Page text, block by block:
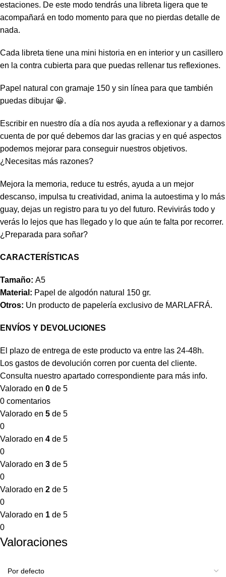
estaciones. De este modo tendrás una libreta ligera que te
acompañará en todo momento para que no pierdas detalle de
nada.
Cada libreta tiene una mini historia en en interior y un casillero
en la contra cubierta para que puedas rellenar tus reflexiones.
Papel natural con gramaje 150 y sin línea para que también
puedas dibujar 😀.
Escribir en nuestro día a día nos ayuda a reflexionar y a darnos
cuenta de por qué debemos dar las gracias y en qué aspectos
podemos mejorar para conseguir nuestros objetivos.
¿Necesitas más razones?
Mejora la memoria, reduce tu estrés, ayuda a un mejor
descanso, impulsa tu creatividad, anima la autoestima y lo más
guay, dejas un registro para tu yo del futuro. Revivirás todo y
verás lo lejos que has llegado y lo que aún te falta por recorrer.
¿Preparada para soñar?
CARACTERÍSTICAS
Tamaño: A5
Material: Papel de algodón natural 150 gr.
Otros: Un producto de papelería exclusivo de MARLAFRÁ.
ENVÍOS Y DEVOLUCIONES
El plazo de entrega de este producto va entre las 24-48h.
Los gastos de devolución corren por cuenta del cliente.
Consulta nuestro apartado correspondiente para más info.
Valorado en 0 de 5
0 comentarios
Valorado en 5 de 5
0
Valorado en 4 de 5
0
Valorado en 3 de 5
0
Valorado en 2 de 5
0
Valorado en 1 de 5
0
Valoraciones